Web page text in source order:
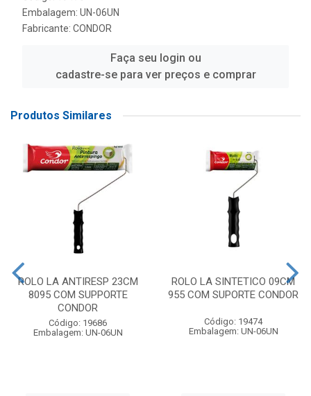
Embalagem: UN-06UN
Fabricante: CONDOR
Faça seu login ou
cadastre-se para ver preços e comprar
Produtos Similares
ROLO LA ANTIRESP 23CM
8095 COM SUPPORTE
CONDOR
Código: 19686
Embalagem: UN-06UN
ROLO LA SINTETICO 09CM
955 COM SUPORTE CONDOR
Código: 19474
Embalagem: UN-06UN